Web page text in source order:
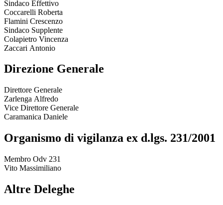
Sindaco Effettivo
Coccarelli Roberta
Flamini Crescenzo
Sindaco Supplente
Colapietro Vincenza
Zaccari Antonio
Direzione Generale
Direttore Generale
Zarlenga Alfredo
Vice Direttore Generale
Caramanica Daniele
Organismo di vigilanza ex d.lgs. 231/2001
Membro Odv 231
Vito Massimiliano
Altre Deleghe